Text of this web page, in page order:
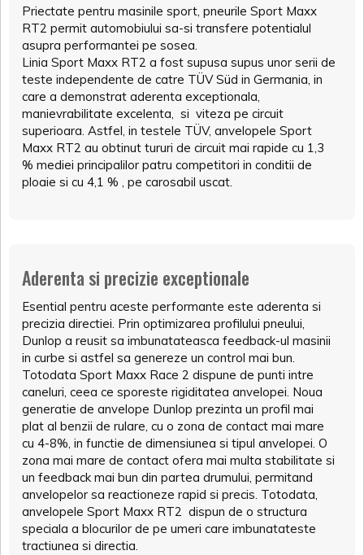
Priectate pentru masinile sport, pneurile Sport Maxx
RT2 permit automobiului sa-si transfere potentialul
asupra performantei pe sosea.
Linia Sport Maxx RT2 a fost supusa supus unor serii de
teste independente de catre TÜV Süd in Germania, in
care a demonstrat aderenta exceptionala,
manievrabilitate excelenta, si viteza pe circuit
superioara. Astfel, in testele TÜV, anvelopele Sport
Maxx RT2 au obtinut tururi de circuit mai rapide cu 1,3
% mediei principalilor patru competitori in conditii de
ploaie si cu 4,1 % , pe carosabil uscat.
Aderenta si precizie exceptionale
Esential pentru aceste performante este aderenta si
precizia directiei. Prin optimizarea profilului pneului,
Dunlop a reusit sa imbunatateasca feedback-ul masinii
in curbe si astfel sa genereze un control mai bun.
Totodata Sport Maxx Race 2 dispune de punti intre
caneluri, ceea ce sporeste rigiditatea anvelopei. Noua
generatie de anvelope Dunlop prezinta un profil mai
plat al benzii de rulare, cu o zona de contact mai mare
cu 4-8%, in functie de dimensiunea si tipul anvelopei. O
zona mai mare de contact ofera mai multa stabilitate si
un feedback mai bun din partea drumului, permitand
anvelopelor sa reactioneze rapid si precis. Totodata,
anvelopele Sport Maxx RT2 dispun de o structura
speciala a blocurilor de pe umeri care imbunatateste
tractiunea si directia.